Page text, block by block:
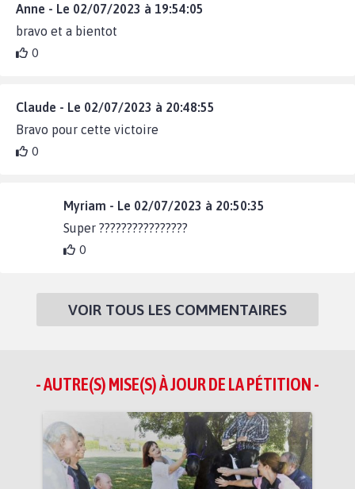
Anne - Le 02/07/2023 à 19:54:05
bravo et a bientot
0
Claude - Le 02/07/2023 à 20:48:55
Bravo pour cette victoire
0
Myriam - Le 02/07/2023 à 20:50:35
Super ????????????????
0
VOIR TOUS LES COMMENTAIRES
- AUTRE(S) MISE(S) À JOUR DE LA PÉTITION -